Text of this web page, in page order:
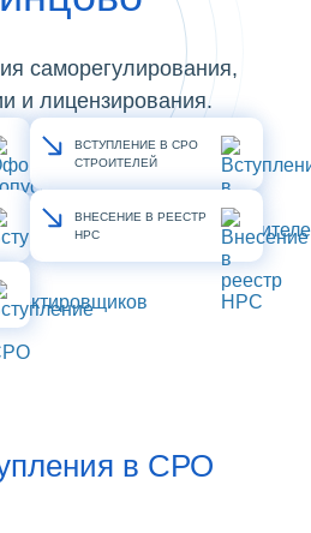
саморегулирования,
и лицензирования.
ВСТУПЛЕНИЕ В СРО
СТРОИТЕЛЕЙ
ВНЕСЕНИЕ В РЕЕСТР
НРС
в СРО